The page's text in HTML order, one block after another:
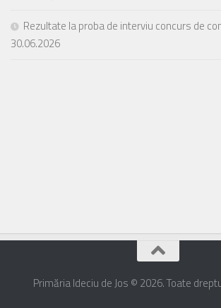
Rezultate la proba de interviu concurs de
30.06.2026
Primăria Ideciu de Jos © 2026. Toate